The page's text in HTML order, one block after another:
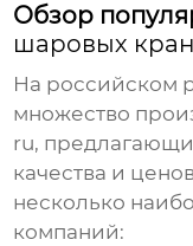
Обзор
шаровых
На российском
множество
ru,
качества и
несколько
компаний: